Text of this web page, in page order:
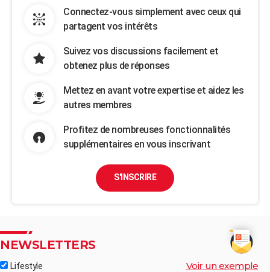
Connectez-vous simplement avec ceux qui
partagent vos intérêts
Suivez vos discussions facilement et
obtenez plus de réponses
Mettez en avant votre expertise et aidez les
autres membres
Profitez de nombreuses fonctionnalités
supplémentaires en vous inscrivant
S'INSCRIRE
NEWSLETTERS
Lifestyle Voir un exemple